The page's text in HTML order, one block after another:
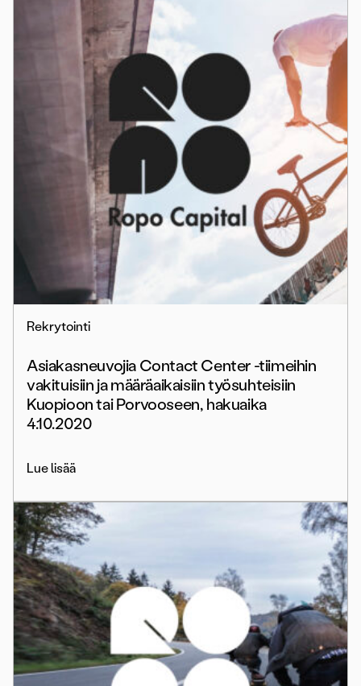
Rekrytointi
Asiakasneuvojia Contact Center -tiimeihin
vakituisiin ja määräaikaisiin työsuhteisiin
Kuopioon tai Porvooseen, hakuaika
4.10.2020
Lue lisää